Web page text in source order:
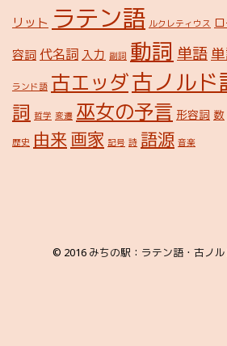
リット ラテン語 ルクレティウス
容詞 代名詞 入力 副詞 動詞 単語
ランド語 古エッダ古ノルド
詞 哲学 変遷 巫女の予言 形容詞 数
歴史 由来画家 記号 詩 語源 音楽
© 2016 みちの駅：ラテン語・古ノ